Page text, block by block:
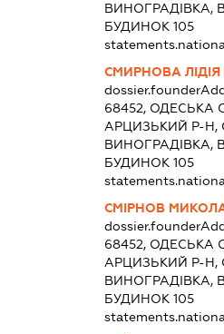
ВИНОГРАДІВКА,
БУДИНОК 105
СМИРНОВА
68452, ОДЕСЬКА
АРЦИЗЬКИЙ Р-Н,
ВИНОГРАДІВКА,
БУДИНОК 105
СМІРНОВ
68452, ОДЕСЬКА
АРЦИЗЬКИЙ Р-Н,
ВИНОГРАДІВКА,
БУДИНОК 105